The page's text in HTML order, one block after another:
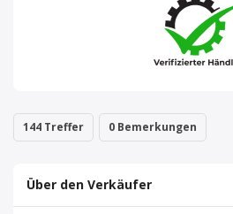
144 Treffer 0 Bemerkungen
Über den Verkäufer